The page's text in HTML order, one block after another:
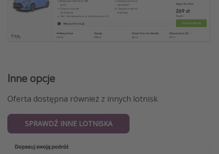
Inne opcje
Oferta dostępna również z innych lotnisk
SPRAWDŹ INNE LOTNISKA